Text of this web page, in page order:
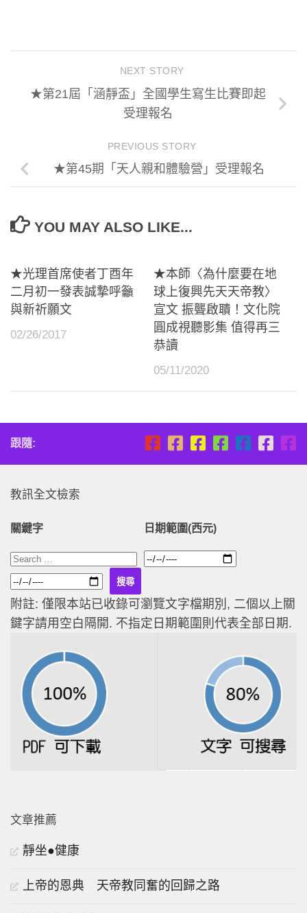
NEXT STORY
★第21屆「涵靜盃」全國學生寫生比賽即起
受理報名
PREVIOUS STORY
★第45期「天人親和體驗營」受理報名
YOU MAY ALSO LIKE...
★光理首席使者丁酉年
二月初一發表誠摯呼籲
與新祈願文
02/26/2017
★本師〈為什麼要在地
球上復興先天天帝教〉
宣文 振聾啟聵！文化院
圓成視聽影集 值得再三
恭讀
05/11/2020
跟隨:
教訊全文檢索
關鍵字 日期範圍(西元)
附註: 僅限本站已收錄可瀏覽文字檔期別, 二個以上關
鍵字請用空白隔開. 不指定日期範圍則代表全部日期.
文章推薦
靜坐●健康
上帝的恩典 天帝教同奮的回歸之路